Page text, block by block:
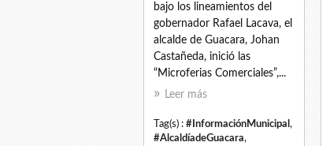
bajo los lineamientos del
gobernador Rafael Lacava, el
alcalde de Guacara, Johan
Castañeda, inició las
“Microferias Comerciales”,...
Leer más
Tag(s) : #InformaciónMunicipal ,
#AlcaldíadeGuacara,